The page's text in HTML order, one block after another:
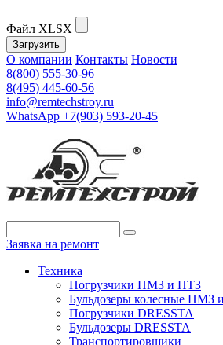
Файл XLSX
Загрузить
О компании Контакты Новости
8(800) 555-30-96
8(495) 445-60-56
info@remtechstroy.ru
WhatsApp +7(903) 593-20-45
Заявка на ремонт
Техника
Погрузчики ПМЗ и ПТЗ
Бульдозеры колесные ПМЗ
Погрузчики DRESSTA
Бульдозеры DRESSTA
Транспортировщики